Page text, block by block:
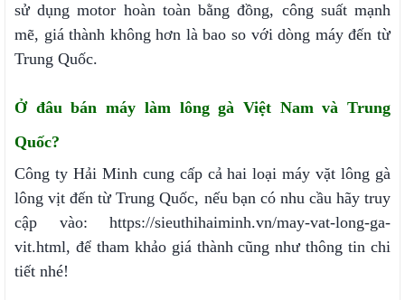
sử dụng motor hoàn toàn bằng đồng, công suất mạnh
mẽ, giá thành không hơn là bao so với dòng máy đến từ
Trung Quốc.
Ở đâu bán máy làm lông gà Việt Nam và Trung
Quốc?
Công ty Hải Minh cung cấp cả hai loại máy vặt lông gà
lông vịt đến từ Trung Quốc, nếu bạn có nhu cầu hãy truy
cập vào: https://sieuthihaiminh.vn/may-vat-long-ga-
vit.html, để tham khảo giá thành cũng như thông tin chi
tiết nhé!